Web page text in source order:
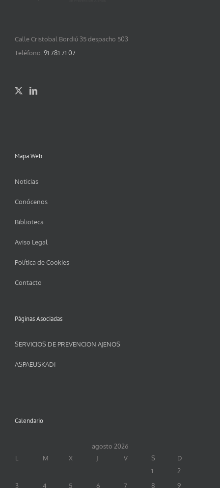
Calle Cristobal Bordiú 35 despacho 503
Teléfono: 91 781 71 07
Mapa Web
Noticias
Conócenos
Biblioteca
Aviso Legal
Política de Cookies
Contacto
Páginas Asociadas
SERVICIOS DE PREVENCION AJENOS
ASPAEUSKADI
Calendario
agosto 2026
L
M X J V S
D
1
2
3
4 5 6 7 8 9